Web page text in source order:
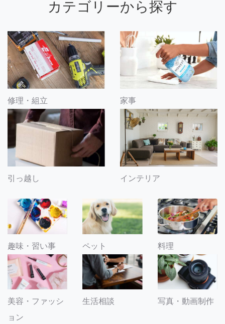
カテゴリーから探す
修理・組立 家事
引っ越し インテリア
趣味・習い事 ペット 料理
美容・ファッシ
ョン
生活相談 写真・動画制作